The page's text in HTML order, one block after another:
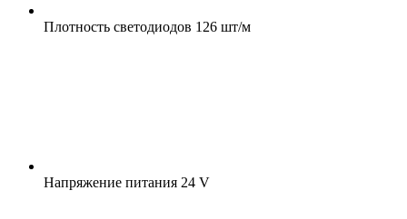
Плотность светодиодов 126 шт/м
Напряжение питания 24 V